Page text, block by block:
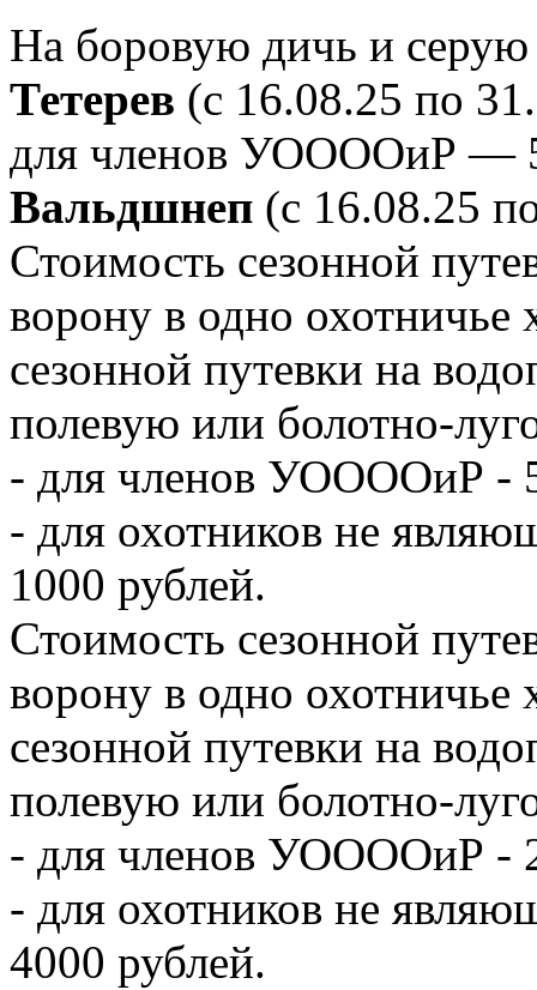
На боровую дичь и
Тетерев (с 16.08.25 по
для членов УООООиР —
Вальдшнеп (с 16.08.25
Стоимость сезонной
ворону в одно охотничье
сезонной путевки на
полевую или болотно-
- для членов УООООиР -
- для охотников не
1000 рублей.
Стоимость сезонной
ворону в одно охотничье
сезонной путевки на
полевую или болотно-
- для членов УООООиР -
- для охотников не
4000 рублей.